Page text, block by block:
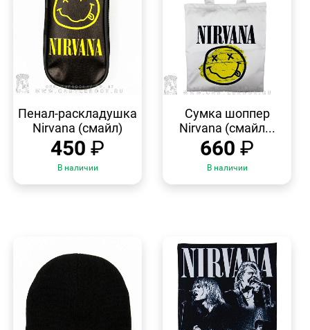
ПРОСМОТР
Пенал-раскладушка
Nirvana (смайл)
450 ₽
В наличии
ПРОСМОТР
Сумка шоппер
Nirvana (смайл...
660 ₽
В наличии